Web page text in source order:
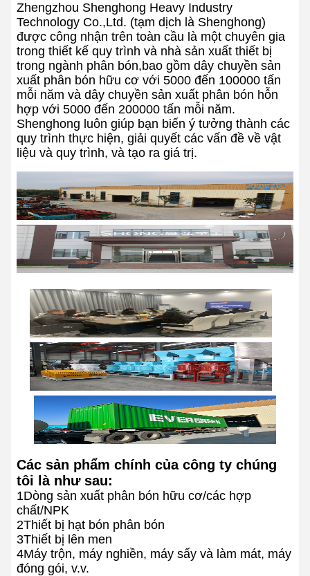
Zhengzhou Shenghong Heavy Industry
Technology Co.,Ltd. (tạm dịch là Shenghong)
được công nhận trên toàn cầu là một chuyên gia
trong thiết kế quy trình và nhà sản xuất thiết bị
trong ngành phân bón,bao gồm dây chuyền sản
xuất phân bón hữu cơ với 5000 đến 100000 tấn
mỗi năm và dây chuyền sản xuất phân bón hỗn
hợp với 5000 đến 200000 tấn mỗi năm.
Shenghong luôn giúp bạn biến ý tưởng thành các
quy trình thực hiện, giải quyết các vấn đề về vật
liệu và quy trình, và tạo ra giá trị.
Các sản phẩm chính của công ty chúng
tôi là như sau:
1Dòng sản xuất phân bón hữu cơ/các hợp
chất/NPK
2Thiết bị hạt bón phân bón
3Thiết bị lên men
4Máy trộn, máy nghiền, máy sấy và làm mát, máy
đóng gói, v.v.